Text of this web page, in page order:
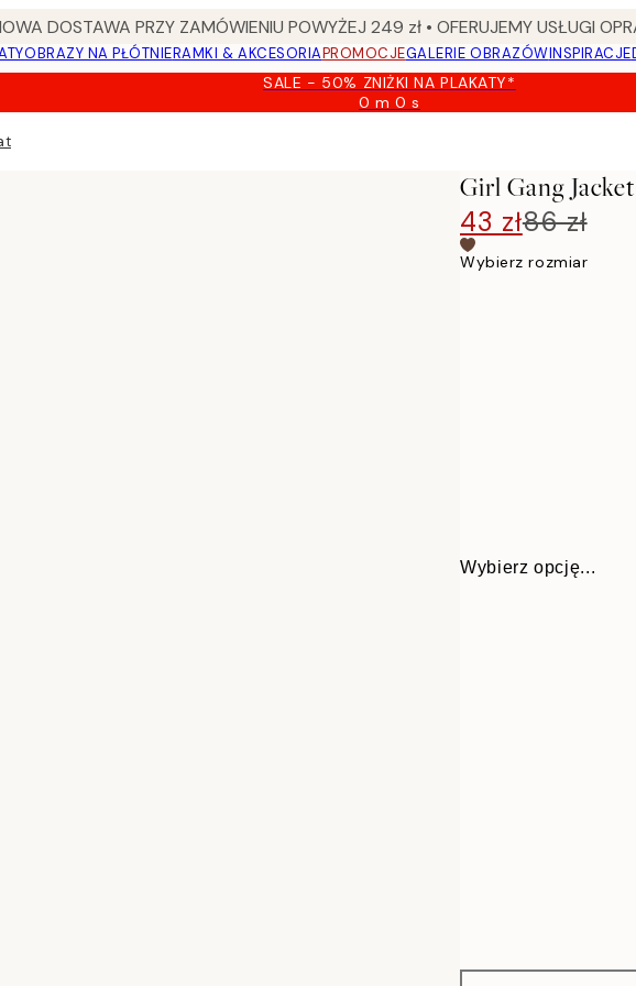
DOSTAWA PRZY ZAMÓWIENIU POWYŻEJ 249 zł • OFERUJEMY USŁUGI
OBRAZY NA PŁÓTNIERAMKI & AKCESORIAPROMOCJEGALERIE OBRAZÓWINSPIRACJE
SALE - 50% ZNIŻKI NA PLAKATY*
0 m0 s
Ważny
Girl Gang
43 zł86 zł
Wybierz rozmiar
Wybierz opcję...